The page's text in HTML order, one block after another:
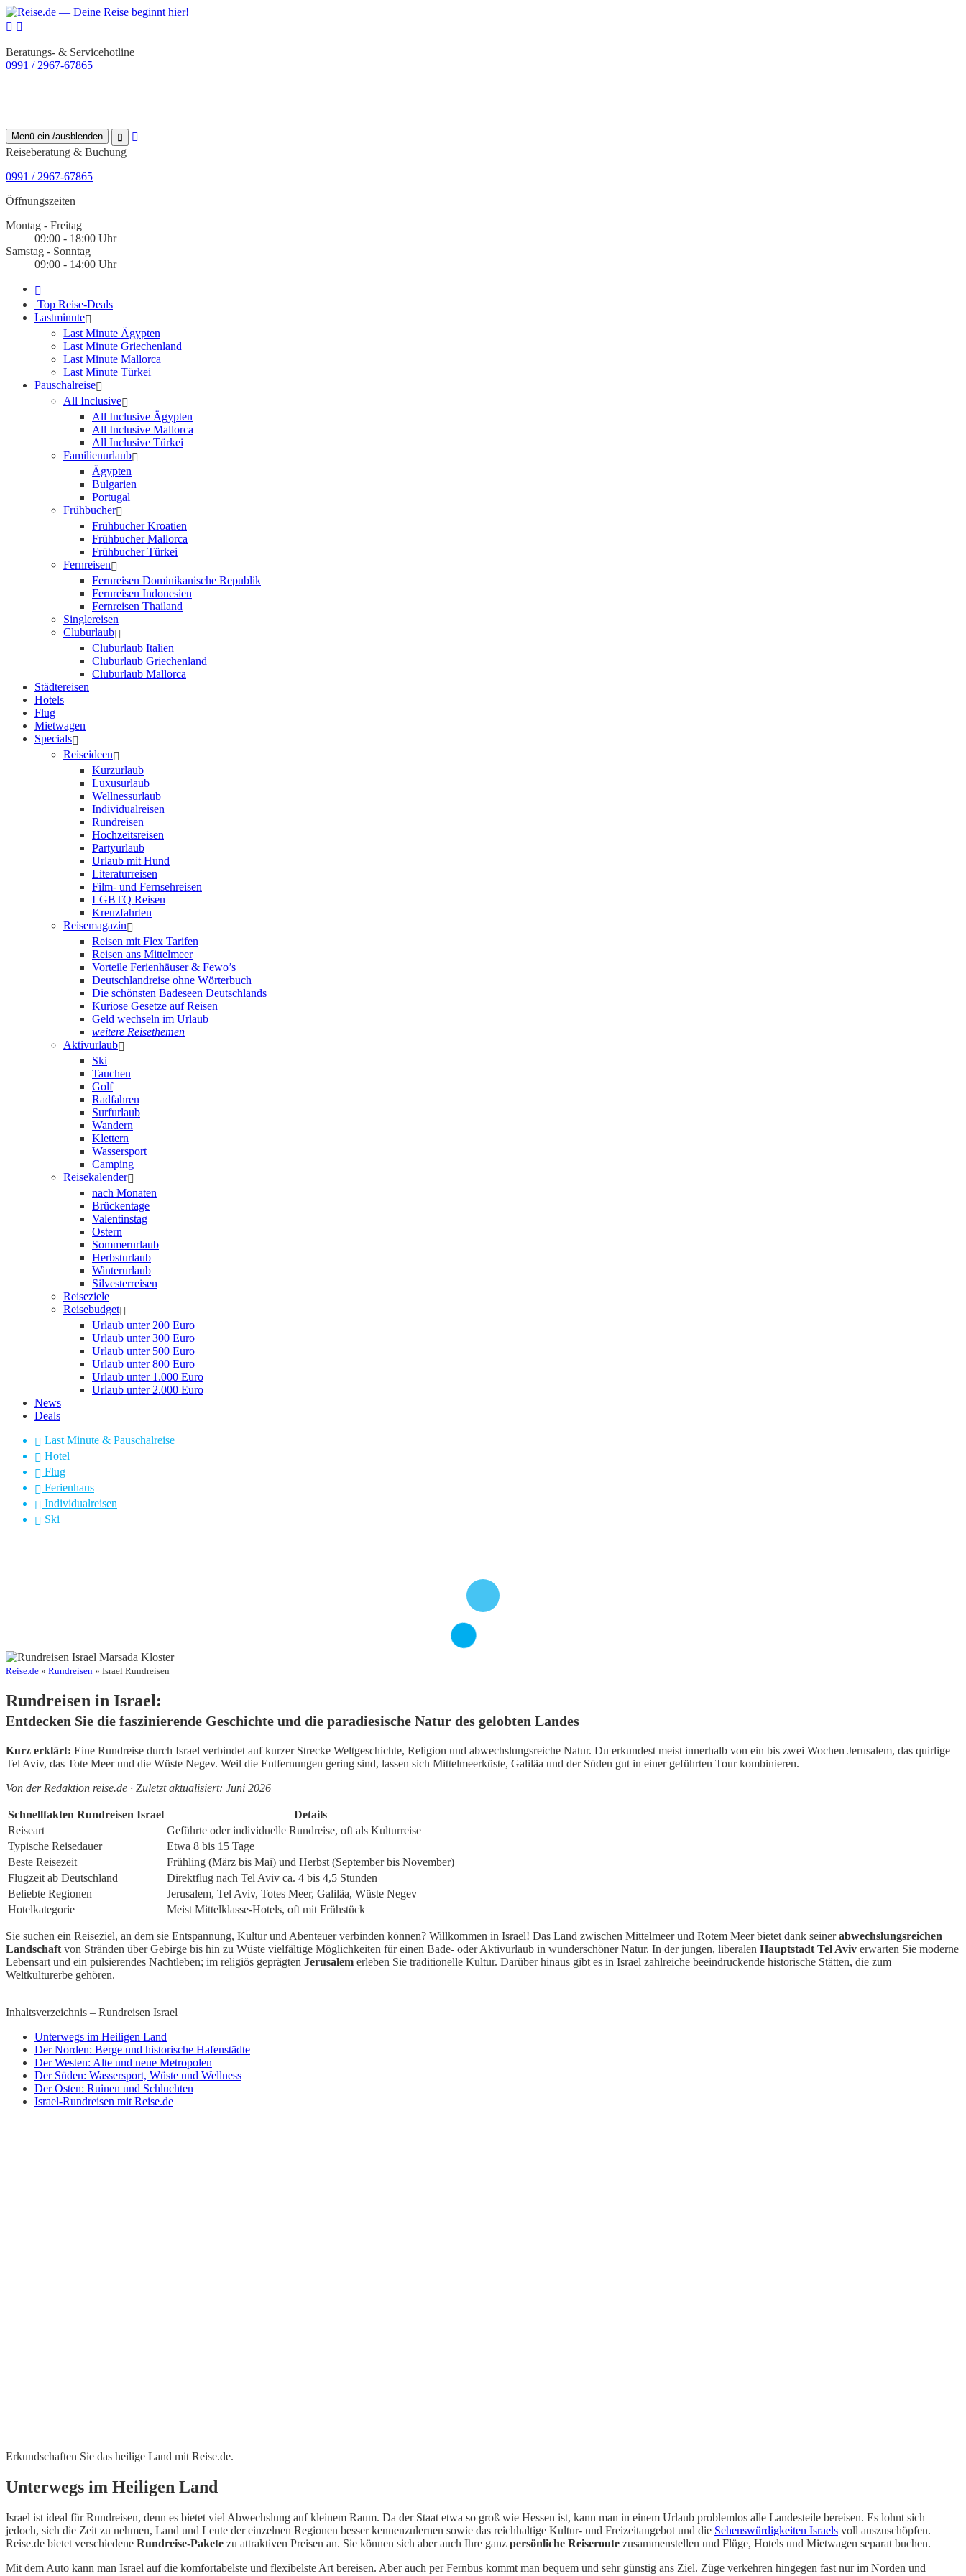
Beratungs- & Servicehotline
0991 / 2967-67865
Menü ein-/ausblenden
Reiseberatung & Buchung
0991 / 2967-67865
Öffnungszeiten
Montag - Freitag
09:00 - 18:00 Uhr
Samstag - Sonntag
09:00 - 14:00 Uhr
Top Reise-Deals
Lastminute
Last Minute Ägypten
Last Minute Griechenland
Last Minute Mallorca
Last Minute Türkei
Pauschalreise
All Inclusive
All Inclusive Ägypten
All Inclusive Mallorca
All Inclusive Türkei
Familienurlaub
Ägypten
Bulgarien
Portugal
Frühbucher
Frühbucher Kroatien
Frühbucher Mallorca
Frühbucher Türkei
Fernreisen
Fernreisen Dominikanische Republik
Fernreisen Indonesien
Fernreisen Thailand
Singlereisen
Cluburlaub
Cluburlaub Italien
Cluburlaub Griechenland
Cluburlaub Mallorca
Städtereisen
Hotels
Flug
Mietwagen
Specials
Reiseideen
Kurzurlaub
Luxusurlaub
Wellnessurlaub
Individualreisen
Rundreisen
Hochzeitsreisen
Partyurlaub
Urlaub mit Hund
Literaturreisen
Film- und Fernsehreisen
LGBTQ Reisen
Kreuzfahrten
Reisemagazin
Reisen mit Flex Tarifen
Reisen ans Mittelmeer
Vorteile Ferienhäuser & Fewo’s
Deutschlandreise ohne Wörterbuch
Die schönsten Badeseen Deutschlands
Kuriose Gesetze auf Reisen
Geld wechseln im Urlaub
weitere Reisethemen
Aktivurlaub
Ski
Tauchen
Golf
Radfahren
Surfurlaub
Wandern
Klettern
Wassersport
Camping
Reisekalender
nach Monaten
Brückentage
Valentinstag
Ostern
Sommerurlaub
Herbsturlaub
Winterurlaub
Silvesterreisen
Reiseziele
Reisebudget
Urlaub unter 200 Euro
Urlaub unter 300 Euro
Urlaub unter 500 Euro
Urlaub unter 800 Euro
Urlaub unter 1.000 Euro
Urlaub unter 2.000 Euro
News
Deals
Last Minute & Pauschalreise
Hotel
Flug
Ferienhaus
Individualreisen
Ski
Reise.de » Rundreisen » Israel Rundreisen
Rundreisen in Israel:
Entdecken Sie die faszinierende Geschichte und die paradiesische Natur des gelobten Landes
Kurz erklärt: Eine Rundreise durch Israel verbindet auf kurzer Strecke Weltgeschichte, Religion und abwechslungsreiche Natur. Du erkundest meist innerhalb von ein bis zwei Wochen Jerusalem, das quirlige
Tel Aviv, das Tote Meer und die Wüste Negev. Weil die Entfernungen gering sind, lassen sich Mittelmeerküste, Galiläa und der Süden gut in einer geführten Tour kombinieren.
Von der Redaktion reise.de · Zuletzt aktualisiert: Juni 2026
Schnellfakten Rundreisen Israel
Details
Reiseart
Geführte oder individuelle Rundreise, oft als Kulturreise
Typische Reisedauer
Etwa 8 bis 15 Tage
Beste Reisezeit
Frühling (März bis Mai) und Herbst (September bis November)
Flugzeit ab Deutschland
Direktflug nach Tel Aviv ca. 4 bis 4,5 Stunden
Beliebte Regionen
Jerusalem, Tel Aviv, Totes Meer, Galiläa, Wüste Negev
Hotelkategorie
Meist Mittelklasse-Hotels, oft mit Frühstück
Sie suchen ein Reiseziel, an dem sie Entspannung, Kultur und Abenteuer verbinden können? Willkommen in Israel! Das Land zwischen Mittelmeer und Rotem Meer bietet dank seinerabwechslungsreichen
Landschaft von Stränden über Gebirge bis hin zu Wüste vielfältige Möglichkeiten für einen Bade- oder Aktivurlaub in wunderschöner Natur. In der jungen, liberalen Hauptstadt Tel Aviv erwarten Sie moderne
Lebensart und ein pulsierendes Nachtleben; im religiös geprägten Jerusalem erleben Sie traditionelle Kultur. Darüber hinaus gibt es in Israel zahlreiche beeindruckende historische Stätten, die zum
Weltkulturerbe gehören.
Inhaltsverzeichnis – Rundreisen Israel
Unterwegs im Heiligen Land
Der Norden: Berge und historische Hafenstädte
Der Westen: Alte und neue Metropolen
Der Süden: Wassersport, Wüste und Wellness
Der Osten: Ruinen und Schluchten
Israel-Rundreisen mit Reise.de
Erkundschaften Sie das heilige Land mit Reise.de.
Unterwegs im Heiligen Land
Israel ist ideal für Rundreisen, denn es bietet viel Abwechslung auf kleinem Raum. Da der Staat etwa so groß wie Hessen ist, kann man in einem Urlaub problemlos alle Landesteile bereisen. Es lohnt sich
jedoch, sich die Zeit zu nehmen, Land und Leute der einzelnen Regionen besser kennenzulernen sowie das reichhaltige Kultur- und Freizeitangebot und die Sehenswürdigkeiten Israels voll auszuschöpfen.
Reise.de bietet verschiedene Rundreise-Pakete zu attraktiven Preisen an. Sie können sich aber auch Ihre ganz persönliche Reiseroute zusammenstellen und Flüge, Hotels und Mietwagen separat buchen.
Mit dem Auto kann man Israel auf die komfortabelste und flexibelste Art bereisen. Aber auch per Fernbus kommt man bequem und sehr günstig ans Ziel. Züge verkehren hingegen fast nur im Norden und